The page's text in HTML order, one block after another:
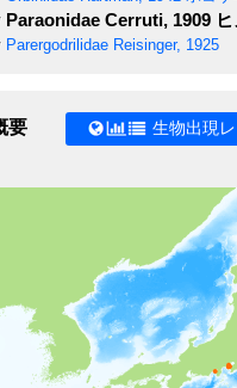
Paraonidae Cerruti, 1909
Parergodrilidae Reisinger, 1925
要 生物出現